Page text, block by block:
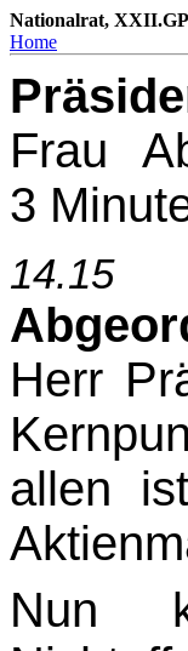
Nationalrat, XXII.GP
Home
Frau
3
14.15
Herr
allen
Nun